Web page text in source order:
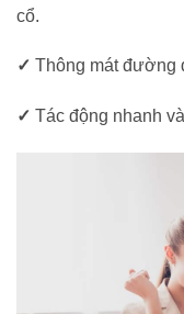
cổ.
✓ Thông mát đường
✓ Tác động nhanh